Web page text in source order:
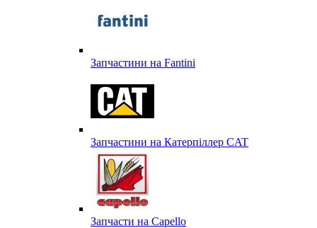
Запчастини на Fantini
Запчастини на Катерпіллер CAT
Запчасти на Capello